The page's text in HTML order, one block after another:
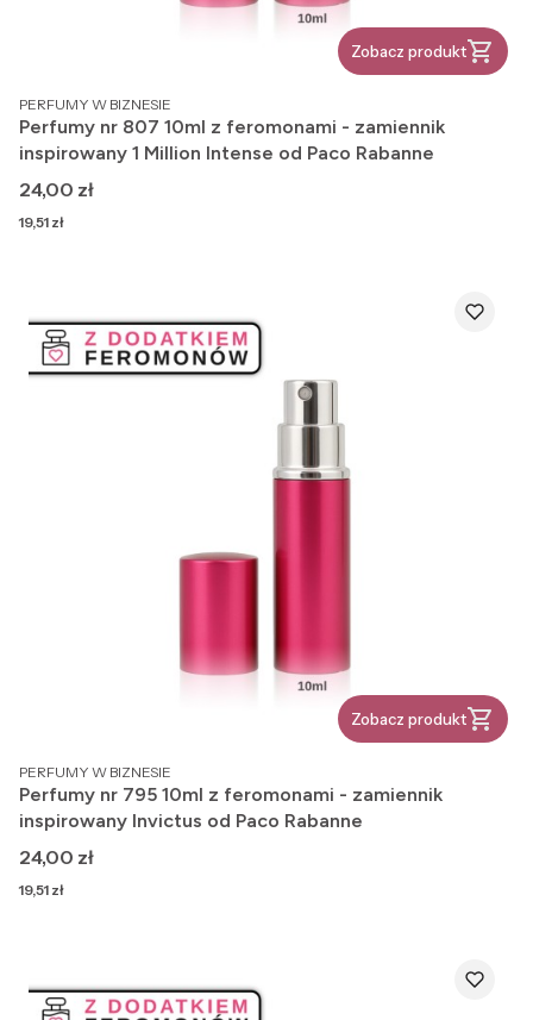
Zobacz produkt
PRODUCENT
PERFUMY W BIZNESIE
Perfumy nr 807 10ml z feromonami - zamiennik
inspirowany 1 Million Intense od Paco Rabanne
Cena
24,00 zł
Cena
19,51 zł
Zobacz produkt
PRODUCENT
PERFUMY W BIZNESIE
Perfumy nr 795 10ml z feromonami - zamiennik
inspirowany Invictus od Paco Rabanne
Cena
24,00 zł
Cena
19,51 zł